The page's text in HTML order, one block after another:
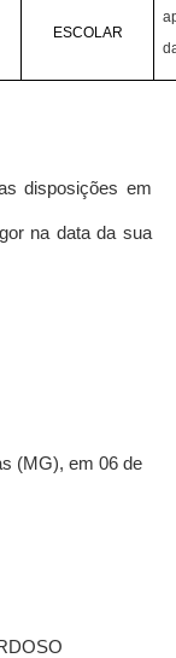
ESCOLAR
disposições em
na data da sua
(MG), em 06 de